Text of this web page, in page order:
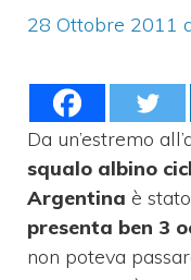
28 Ottobre 2011
Da un’estremo
squalo albino
Argentina è
presenta ben 3
non poteva